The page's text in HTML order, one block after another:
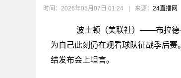
时间：2026年05月07日 01:24 来源： 24直播网
波士顿（美联社）——布拉德·
为自己此刻仍在观看球队征战季后
结发布会上坦言。